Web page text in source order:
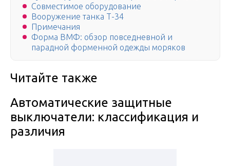
Совместимое оборудование
Вооружение танка Т-34
Примечания
Форма ВМФ: обзор повседневной и
парадной форменной одежды моряков
Читайте также
Автоматические защитные
выключатели: классификация и
различия